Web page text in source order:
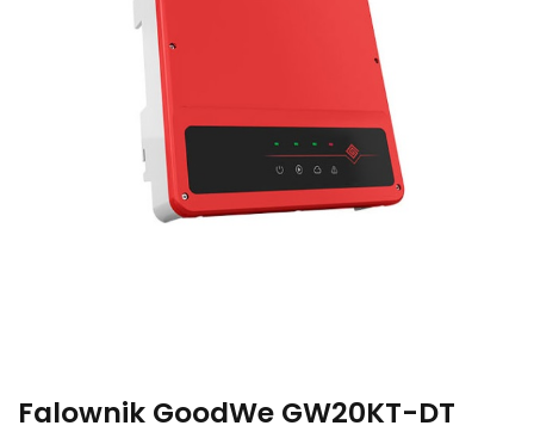
Falownik GoodWe GW20KT-DT